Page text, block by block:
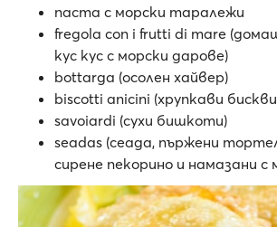
паста с морски таралежи
fregola con i frutti di mare
кус кус с морски дарове)
bottarga (осолен хайвер)
biscotti anicini (хрупкави
savoiardi (сухи бишкоти)
seadas (сеада, пържени
сирене пекорино и намазани с